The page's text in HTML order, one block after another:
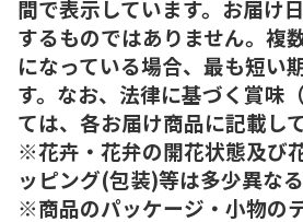
間で表示しています。お届け
するものではありません。複
になっている場合、最も短い
す。なお、法律に基づく賞味
ては、各お届け商品に記載して
※花卉・花弁の開花状態及び
ッピング(包装)等は多少異な
※商品のパッケージ・小物の